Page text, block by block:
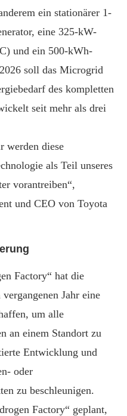
ein stationärer 1-
eine 325-kW-
und ein 500-kWh-
soll das Microgrid
des kompletten
seit mehr als drei
werden diese
als Teil unseres
vorantreiben“,
und CEO von Toyota
Factory“ hat die
Jahr eine
um alle
an einem Standort zu
Entwicklung und
oder
zu beschleunigen.
Factory“ geplant,